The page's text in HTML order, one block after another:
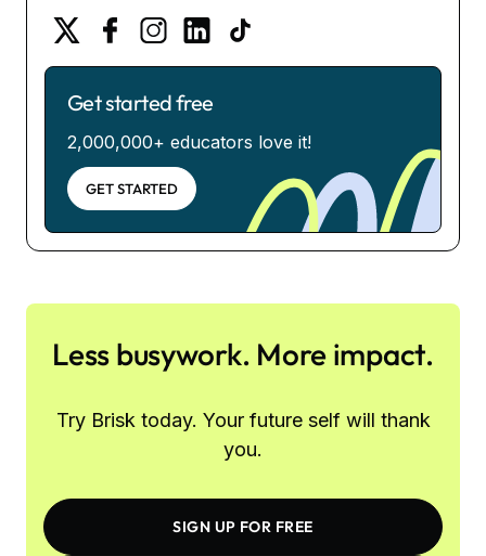
Get started free
2,000,000+ educators love it!
GET STARTED
Less busywork. More impact.
Try Brisk today. Your future self will thank
you.
SIGN UP FOR FREE